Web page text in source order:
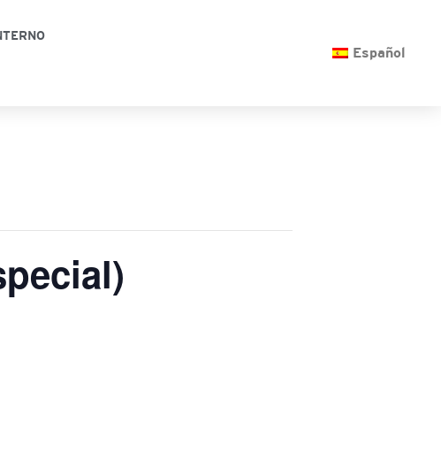
Español